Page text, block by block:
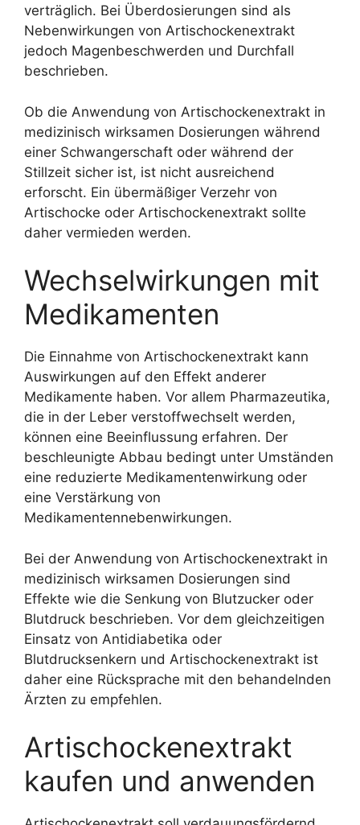
verträglich. Bei Überdosierungen sind als
Nebenwirkungen von Artischockenextrakt
jedoch Magenbeschwerden und Durchfall
beschrieben.
Ob die Anwendung von Artischockenextrakt in
medizinisch wirksamen Dosierungen während
einer Schwangerschaft oder während der
Stillzeit sicher ist, ist nicht ausreichend
erforscht. Ein übermäßiger Verzehr von
Artischocke oder Artischockenextrakt sollte
daher vermieden werden.
Wechselwirkungen mit
Medikamenten
Die Einnahme von Artischockenextrakt kann
Auswirkungen auf den Effekt anderer
Medikamente haben. Vor allem Pharmazeutika,
die in der Leber verstoffwechselt werden,
können eine Beeinflussung erfahren. Der
beschleunigte Abbau bedingt unter Umständen
eine reduzierte Medikamentenwirkung oder
eine Verstärkung von
Medikamentennebenwirkungen.
Bei der Anwendung von Artischockenextrakt in
medizinisch wirksamen Dosierungen sind
Effekte wie die Senkung von Blutzucker oder
Blutdruck beschrieben. Vor dem gleichzeitigen
Einsatz von Antidiabetika oder
Blutdrucksenkern und Artischockenextrakt ist
daher eine Rücksprache mit den behandelnden
Ärzten zu empfehlen.
Artischockenextrakt
kaufen und anwenden